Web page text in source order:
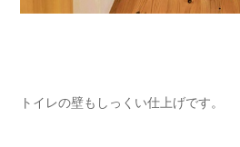
トイレの壁もしっくい仕上げです。